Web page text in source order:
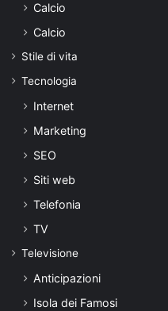
Calcio
Calcio
Stile di vita
Tecnologia
Internet
Marketing
SEO
Siti web
Telefonia
TV
Televisione
Anticipazioni
Isola dei Famosi